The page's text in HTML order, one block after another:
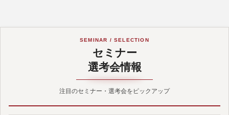
SEMINAR / SELECTION
セミナー
選考会情報
注目のセミナー・選考会をピックアップ